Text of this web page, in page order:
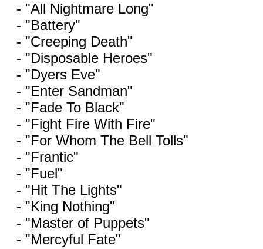
- "All Nightmare Long"
- "Battery"
- "Creeping Death"
- "Disposable Heroes"
- "Dyers Eve"
- "Enter Sandman"
- "Fade To Black"
- "Fight Fire With Fire"
- "For Whom The Bell Tolls"
- "Frantic"
- "Fuel"
- "Hit The Lights"
- "King Nothing"
- "Master of Puppets"
- "Mercyful Fate"